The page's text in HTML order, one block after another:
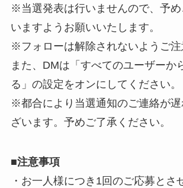
※当選発表は行いませんので、予め
いますようお願いいたします。
※フォローは解除されないようご注
また、DMは「すべてのユーザーか
る」の設定をオンにしてください。
※都合により当選通知のご連絡が
ざいます。予めご了承ください。
■注意事項
・お一人様につき1回のご応募とさ